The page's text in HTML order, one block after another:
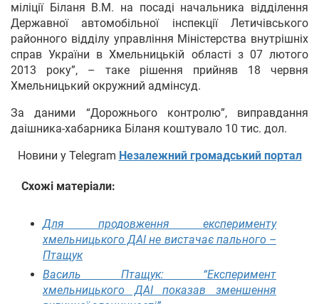
міліції Біланя В.М. на посаді начальника відділення
Державної автомобільної інспекції Летичівського
районного відділу управління Міністерства внутрішніх
справ України в Хмельницькій області з 07 лютого
2013 року”, – таке рішення прийняв 18 червня
Хмельницький окружний адмінсуд.
За даними “Дорожнього контролю”, виправдання
даішника-хабарника Біланя коштувало 10 тис. дол.
Новини у Telegram Незалежний громадський портал
Схожі матеріали:
Для продовження експерименту
хмельницького ДАІ не вистачає пального –
Птащук
Василь Птащук: “Експеримент
хмельницького ДАІ показав зменшення